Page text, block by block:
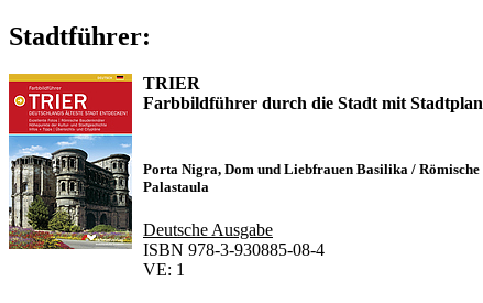
Stadtführer:
TRIER
Farbbildführer durch die Stadt mit Stadtplan
Porta Nigra, Dom und Liebfrauen Basilika / Römische
Palastaula
Deutsche Ausgabe
ISBN 978-3-930885-08-4
VE: 1